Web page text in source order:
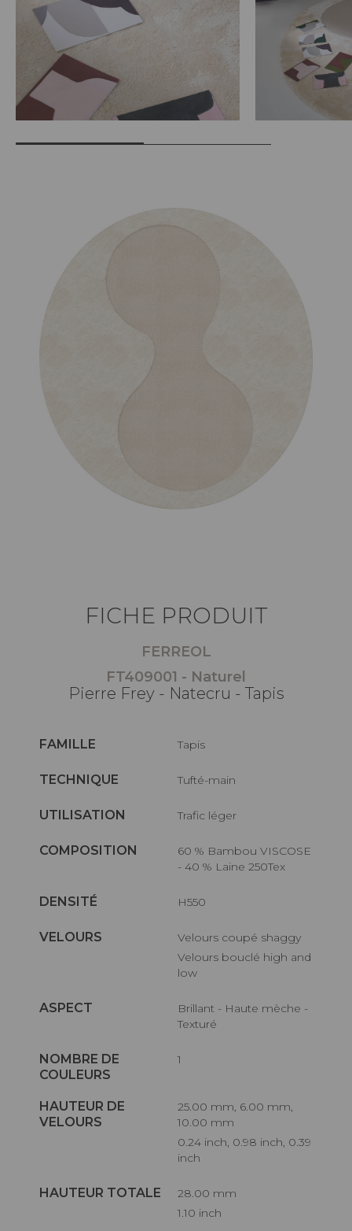
FICHE PRODUIT
FERREOL
FT409001 - Naturel
Pierre Frey - Natecru - Tapis
FAMILLE Tapis
TECHNIQUE Tufté-main
UTILISATION Trafic léger
COMPOSITION
60 % Bambou VISCOSE
- 40 % Laine 250Tex
DENSITÉ H550
VELOURS
Velours coupé shaggy
Velours bouclé high and
low
ASPECT
Brillant - Haute mèche -
Texturé
NOMBRE DE
COULEURS
1
HAUTEUR DE
VELOURS
25.00 mm, 6.00 mm,
10.00 mm
0.24 inch, 0.98 inch, 0.39
inch
HAUTEUR TOTALE
28.00 mm
1.10 inch